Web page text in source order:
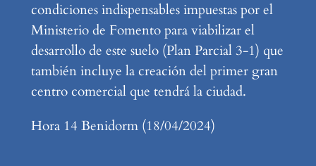
condiciones indispensables impuestas por el
Ministerio de Fomento para viabilizar el
desarrollo de este suelo (Plan Parcial 3-1) que
también incluye la creación del primer gran
centro comercial que tendrá la ciudad.
Hora 14 Benidorm (18/04/2024)